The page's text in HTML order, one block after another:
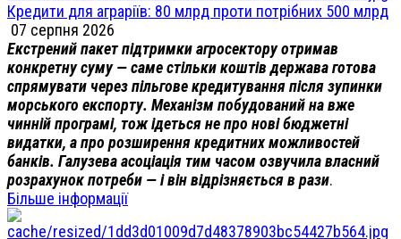
Кредити для аграріїв: 80 млрд проти потрібних 500 млрд
07 серпня 2026
Екстрений пакет підтримки агросектору отримав
конкретну суму — саме стільки коштів держава готова
спрямувати через пільгове кредитування після зупинки
морського експорту. Механізм побудований на вже
чинній програмі, тож ідеться не про нові бюджетні
видатки, а про розширення кредитних можливостей
банків. Галузева асоціація тим часом озвучила власний
розрахунок потреби — і він відрізняється в рази.
Більше інформації